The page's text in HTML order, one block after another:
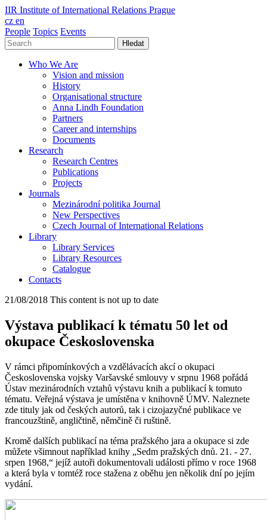
IIR Institute of International Relations Prague
cz en
People Topics Events
Hledat
Who We Are
Vision and mission
History
Organisational structure
Anna Lindh Foundation
Partners
Career and internships
Documents
Research
Research Centres
Publications
Projects
Journals
Mezinárodní politika Journal
New Perspectives
Czech Journal of International Relations
Library
Library Services
Library Resources
Catalogue
Contacts
21/08/2018 This content is not up to date
Výstava publikací k tématu 50 let od
okupace Československa
V rámci připomínkových a vzdělávacích akcí o okupaci
Československa vojsky Varšavské smlouvy v srpnu 1968 pořádá
Ústav mezinárodních vztahů výstavu knih a publikací k tomuto
tématu. Veřejná výstava je umístěna v knihovně ÚMV. Naleznete
zde tituly jak od českých autorů, tak i cizojazyčné publikace ve
francouzštině, angličtině, němčině či ruštině.
Kromě dalších publikací na téma pražského jara a okupace si zde
můžete všimnout například knihy „Sedm pražských dnů. 21. - 27.
srpen 1968,“ jejíž autoři dokumentovali události přímo v roce 1968
a která byla v tomtéž roce stažena z oběhu jen několik dní po jejím
vydání.